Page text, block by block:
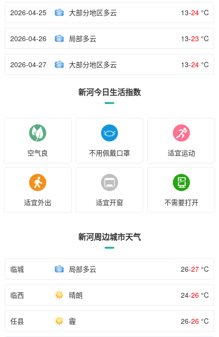
2026-04-25 大部分地区多云 13-24 °C
2026-04-26 局部多云 13-23 °C
2026-04-27 大部分地区多云 13-24 °C
新河今日生活指数
空气良 不用佩戴口罩 适宜运动
适宜外出 适宜开窗 不需要打开
新河周边城市天气
临城 局部多云 26-27 °C
临西 晴朗 24-26 °C
任县 霾 26-26 °C